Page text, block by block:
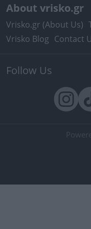
About vrisko.gr
Vrisko.gr (About Us)
Vrisko Blog Contact
Follow Us